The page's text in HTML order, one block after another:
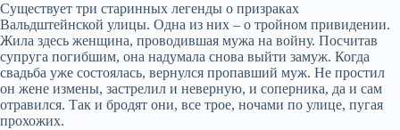
Существует три старинных легенды о призраках
Вальдштейнской улицы. Одна из них – о тройном привидении.
Жила здесь женщина, проводившая мужа на войну. Посчитав
супруга погибшим, она надумала снова выйти замуж. Когда
свадьба уже состоялась, вернулся пропавший муж. Не простил
он жене измены, застрелил и неверную, и соперника, да и сам
отравился. Так и бродят они, все трое, ночами по улице, пугая
прохожих.